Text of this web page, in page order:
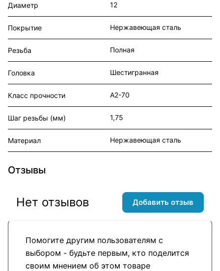
Диаметр 12
Покрытие Нержавеющая сталь
Резьба Полная
Головка Шестигранная
Класс прочности А2-70
Шаг резьбы (мм) 1,75
Материал Нержавеющая сталь
Отзывы
Помогите другим пользователям с
выбором - будьте первым, кто поделится
своим мнением об этом товаре
Нет отзывов Добавить отзыв